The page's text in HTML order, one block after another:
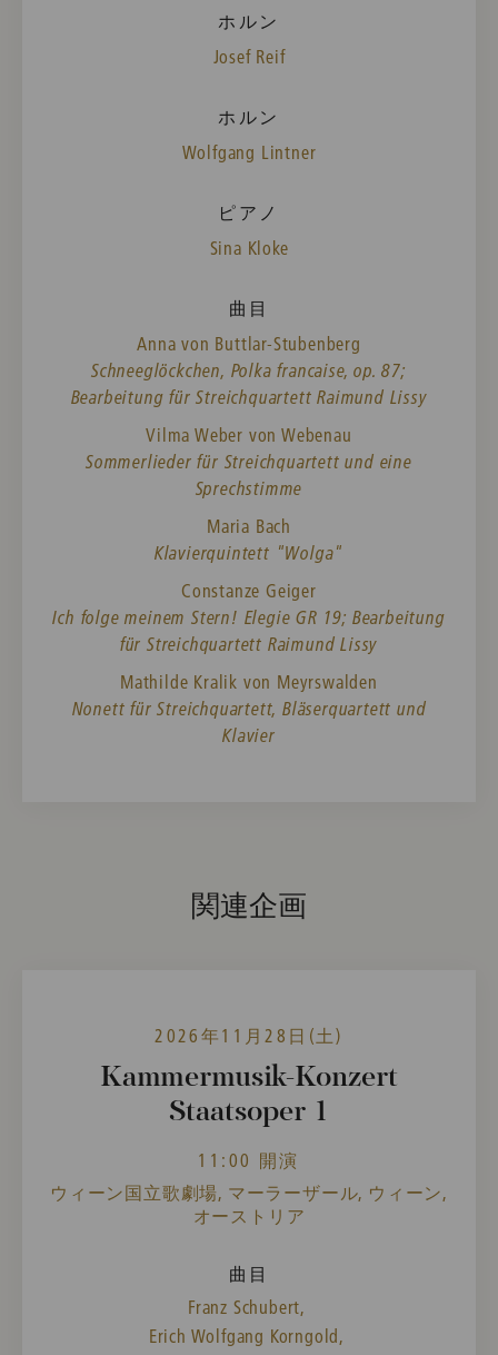
ホルン
Josef Reif
ホルン
Wolfgang Lintner
ピアノ
Sina Kloke
曲目
Anna von Buttlar-Stubenberg
Schneeglöckchen, Polka francaise, op. 87;
Bearbeitung für Streichquartett Raimund Lissy
Vilma Weber von Webenau
Sommerlieder für Streichquartett und eine
Sprechstimme
Maria Bach
Klavierquintett "Wolga"
Constanze Geiger
Ich folge meinem Stern! Elegie GR 19; Bearbeitung
für Streichquartett Raimund Lissy
Mathilde Kralik von Meyrswalden
Nonett für Streichquartett, Bläserquartett und
Klavier
関連企画
2026年11月28日(土)
Kammermusik-Konzert
Staatsoper 1
11:00 開演
ウィーン国立歌劇場, マーラーザール, ウィーン,
オーストリア
曲目
Franz Schubert,
Erich Wolfgang Korngold,